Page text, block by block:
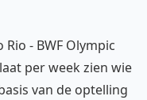
- BWF Olympic
per week zien wie
van de optelling